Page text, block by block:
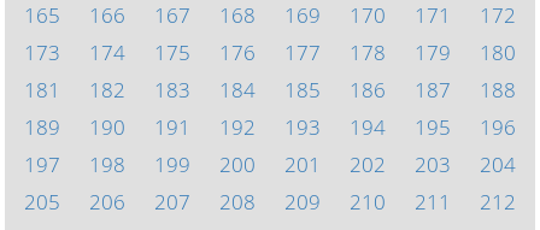
165
166 167 168 169 170 171
172
173
174 175 176 177 178 179
180
181
182 183 184 185 186 187
188
189
190 191 192 193 194 195
196
197
198 199 200 201 202 203
204
205
206 207 208 209 210 211
212